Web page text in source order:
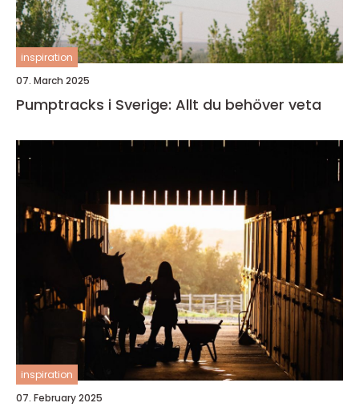
inspiration
07. March 2025
Pumptracks i Sverige: Allt du behöver veta
inspiration
07. February 2025